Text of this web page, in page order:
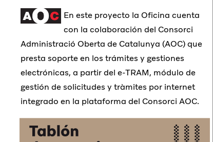
En este proyecto la Oficina cuenta
con la colaboración del Consorci
Administració Oberta de Catalunya (AOC) que
presta soporte en los trámites y gestiones
electrónicas, a partir del e-TRAM, módulo de
gestión de solicitudes y tràmites por internet
integrado en la plataforma del Consorci AOC.